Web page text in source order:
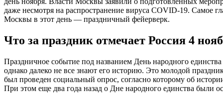
даже несмотря на распространение вируса COVID-19. Самое
Москвы в этот день — праздничный фейерверк.
Что за праздник отмечает Россия 4
Праздничное событие под названием День народного
однако далеко не все знают его историю. Это молодой
был проведен социальный опрос, согласно которому об
При этом еще два года назад о Дне народного единства были